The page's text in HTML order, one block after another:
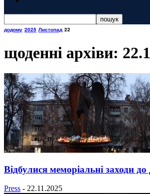
додому 2025 Листопад 22
щоденні архіви:
Відбулися меморіальні заходи
Press - 22.11.2025